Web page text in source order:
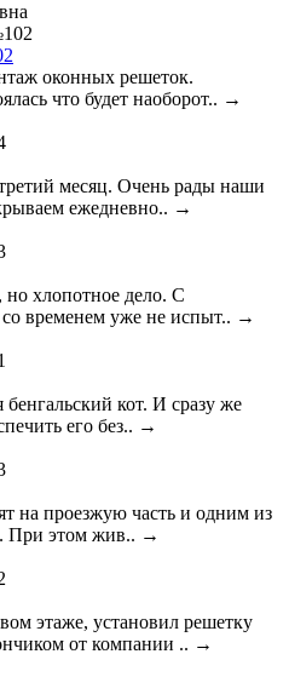
оконных решеток.
что будет наоборот.. →
месяц. Очень рады наши
ежедневно.. →
хлопотное дело. С
временем уже не испыт.. →
бенгальский кот. И сразу же
его без.. →
на проезжую часть и одним из
При этом жив.. →
этаже, установил решетку
от компании .. →